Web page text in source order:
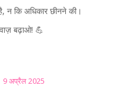
न कि अधिकार छीनने की।
बढ़ाओ! 💪
9 अप्रैल 2025